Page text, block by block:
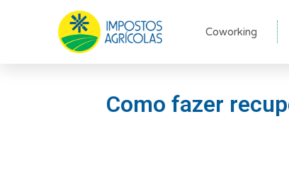
Coworking
Como fazer